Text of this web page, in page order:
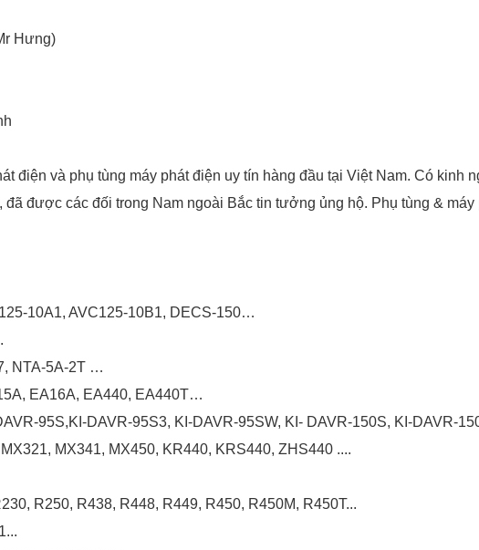
Hưng)
điện và phụ tùng máy phát điện uy tín hàng đầu tại Việt Nam. Có kinh
được các đối trong Nam ngoài Bắc tin tưởng ủng hộ. Phụ tùng &
10A1, AVC125-10B1, DECS-150…
NTA-5A-2T …
EA16A, EA440, EA440T…
95S,KI-DAVR-95S3, KI-DAVR-95SW, KI- DAVR-150S, KI-DAVR-
MX341, MX450, KR440, KRS440, ZHS440 ....
R250, R438, R448, R449, R450, R450M, R450T...